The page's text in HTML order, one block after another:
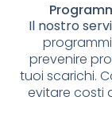
Il nostro
prevenire
tuoi scarichi.
evitare costi